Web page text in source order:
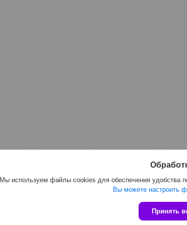
Сайт
Политика
Мы используем файлы cookies для обеспечения удобства
Вы можете настроить
Принять